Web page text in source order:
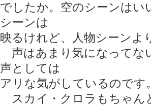
でしたか。空のシーンはい
シーンは
映るけれど、人物シーンよ
声はあまり気になってな
声としては
アリな気がしているのです。
スカイ・クロラもちゃん